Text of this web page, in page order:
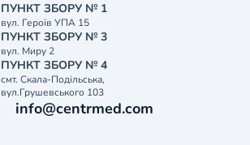
ПУНКТ ЗБОРУ № 1
вул. Героїв УПА 15
ПУНКТ ЗБОРУ № 3
вул. Миру 2
ПУНКТ ЗБОРУ № 4
смт. Скала-Подільська,
вул.Грушевського 103
info@centrmed.com